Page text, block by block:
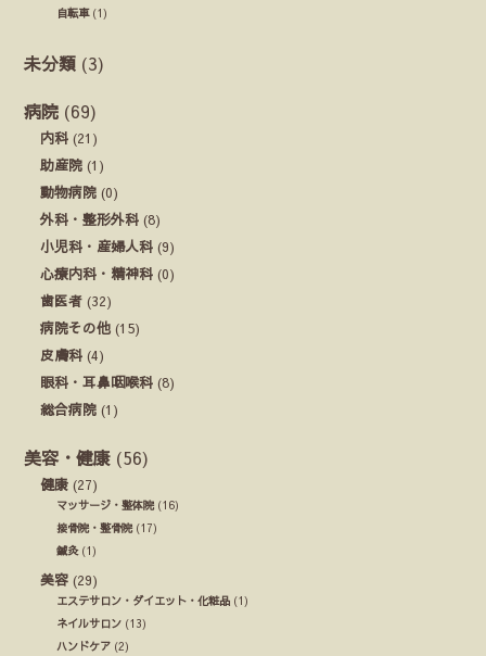
自転車(1)
未分類 (3)
病院 (69)
内科 (21)
助産院 (1)
動物病院 (0)
外科・整形外科 (8)
小児科・産婦人科 (9)
心療内科・精神科 (0)
歯医者 (32)
病院その他 (15)
皮膚科 (4)
眼科・耳鼻咽喉科 (8)
総合病院 (1)
美容・健康 (56)
健康 (27)
マッサージ・整体院(16)
接骨院・整骨院(17)
鍼灸(1)
美容 (29)
エステサロン・ダイエット・化粧品 (1)
ネイルサロン (13)
ハンドケア (2)